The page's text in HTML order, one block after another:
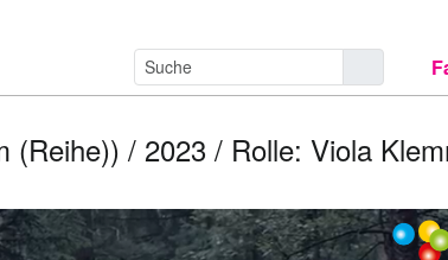
/ 2023 / Rolle: Viola